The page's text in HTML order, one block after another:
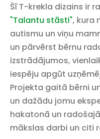
Šī T-krekla dizains ir
"Talantu stāsti", kura
autismu un viņu
un pārvērst bērnu
izstrādājumos,
iespēju apgūt
Projekta gaitā bērni
un dažādu jomu
hakatonā un
mākslas darbi un citi